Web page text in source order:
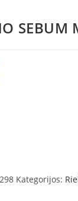
Kategorijos: